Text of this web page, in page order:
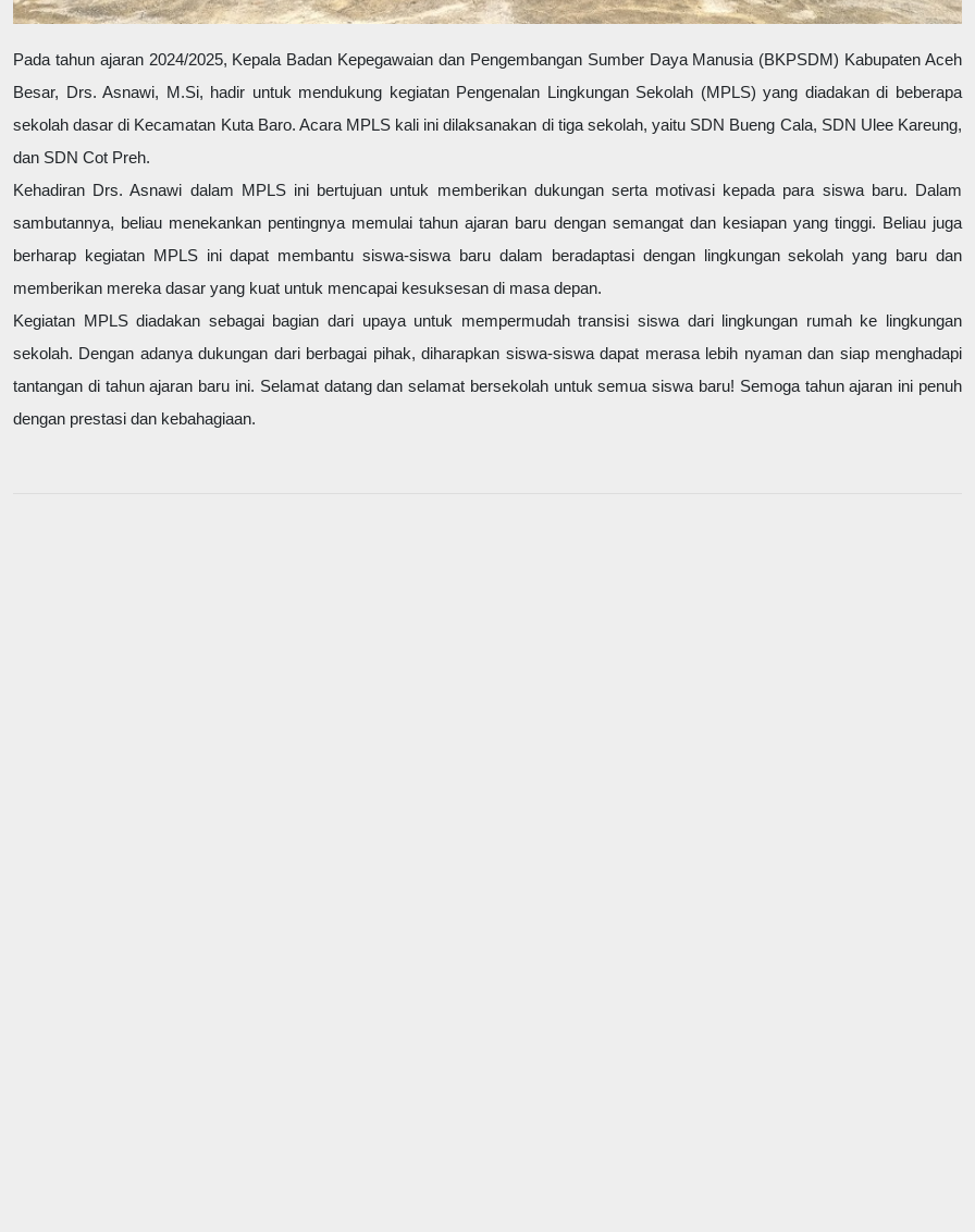
Pada tahun ajaran 2024/2025, Kepala Badan Kepegawaian dan Pengembangan Sumber Daya Manusia (BKPSDM) Kabupaten Aceh
Besar, Drs. Asnawi, M.Si, hadir untuk mendukung kegiatan Pengenalan Lingkungan Sekolah (MPLS) yang diadakan di beberapa
sekolah dasar di Kecamatan Kuta Baro. Acara MPLS kali ini dilaksanakan di tiga sekolah, yaitu SDN Bueng Cala, SDN Ulee Kareung,
dan SDN Cot Preh.
Kehadiran Drs. Asnawi dalam MPLS ini bertujuan untuk memberikan dukungan serta motivasi kepada para siswa baru. Dalam
sambutannya, beliau menekankan pentingnya memulai tahun ajaran baru dengan semangat dan kesiapan yang tinggi. Beliau juga
berharap kegiatan MPLS ini dapat membantu siswa-siswa baru dalam beradaptasi dengan lingkungan sekolah yang baru dan
memberikan mereka dasar yang kuat untuk mencapai kesuksesan di masa depan.
Kegiatan MPLS diadakan sebagai bagian dari upaya untuk mempermudah transisi siswa dari lingkungan rumah ke lingkungan
sekolah. Dengan adanya dukungan dari berbagai pihak, diharapkan siswa-siswa dapat merasa lebih nyaman dan siap menghadapi
tantangan di tahun ajaran baru ini. Selamat datang dan selamat bersekolah untuk semua siswa baru! Semoga tahun ajaran ini penuh
dengan prestasi dan kebahagiaan.